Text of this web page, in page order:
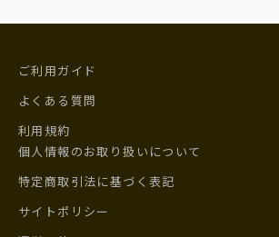
ご利用ガイド
よくある質問
利用規約
個人情報のお取り扱いについて
特定商取引法に基づく表記
サイトポリシー